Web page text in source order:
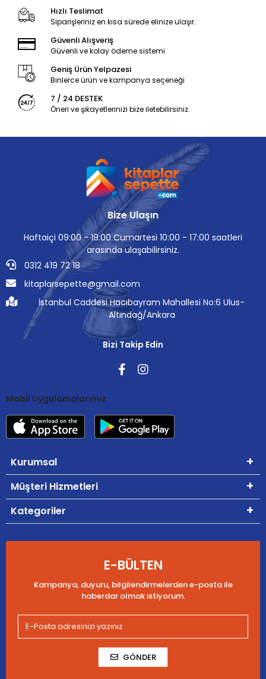
Hızlı Teslimat
Siparişleriniz en kısa sürede elinize ulaşır.
Güvenli Alışveriş
Güvenli ve kolay ödeme sistemi
Geniş Ürün Yelpazesi
Binlerce ürün ve kampanya seçeneği
7 / 24 DESTEK
Öneri ve şikayetlerinizi bize iletebilirsiniz.
Bize Ulaşın
Haftaiçi 09:00 - 19:00 Cumartesi 10:00 - 17:00 saatleri
arasında ulaşabilirsiniz.
0312 419 72 18
kitaplarsepette@gmail.com
İstanbul Caddesi Hacıbayram Mahallesi No:6 Ulus-
Altındağ/Ankara
Bizi Takip Edin
Mobil Uygulamalarımız
Kurumsal
Müşteri Hizmetleri
Kategoriler
E-BÜLTEN
Kampanya, duyuru, bilgilendirmelerden e-posta ile
haberdar olmak istiyorum.
GÖNDER